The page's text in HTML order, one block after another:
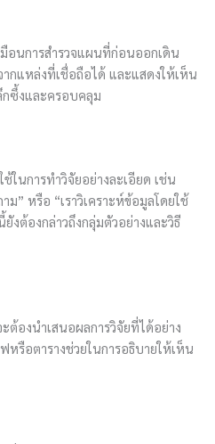
อนการสำรวจแผนที่ก่อนออกเดิน
กแหล่งที่เชื่อถือได้ และแสดงให้เห็น
ซึ้งและครอบคลุม
นการทำวิจัยอย่างละเอียด เช่น
ม” หรือ “เราวิเคราะห์ข้อมูลโดยใช้
งต้องกล่าวถึงกลุ่มตัวอย่างและวิธี
องนำเสนอผลการวิจัยที่ได้อย่าง
หรือตารางช่วยในการอธิบายให้เห็น